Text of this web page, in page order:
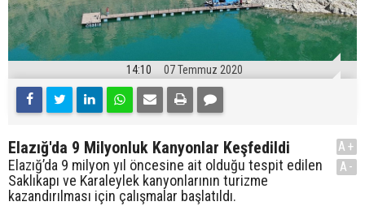
14:10 07 Temmuz 2020
Elazığ'da 9 Milyonluk Kanyonlar Keşfedildi
Elazığ’da 9 milyon yıl öncesine ait olduğu tespit edilen
Saklıkapı ve Karaleylek kanyonlarının turizme
kazandırılması için çalışmalar başlatıldı.
A+
A-